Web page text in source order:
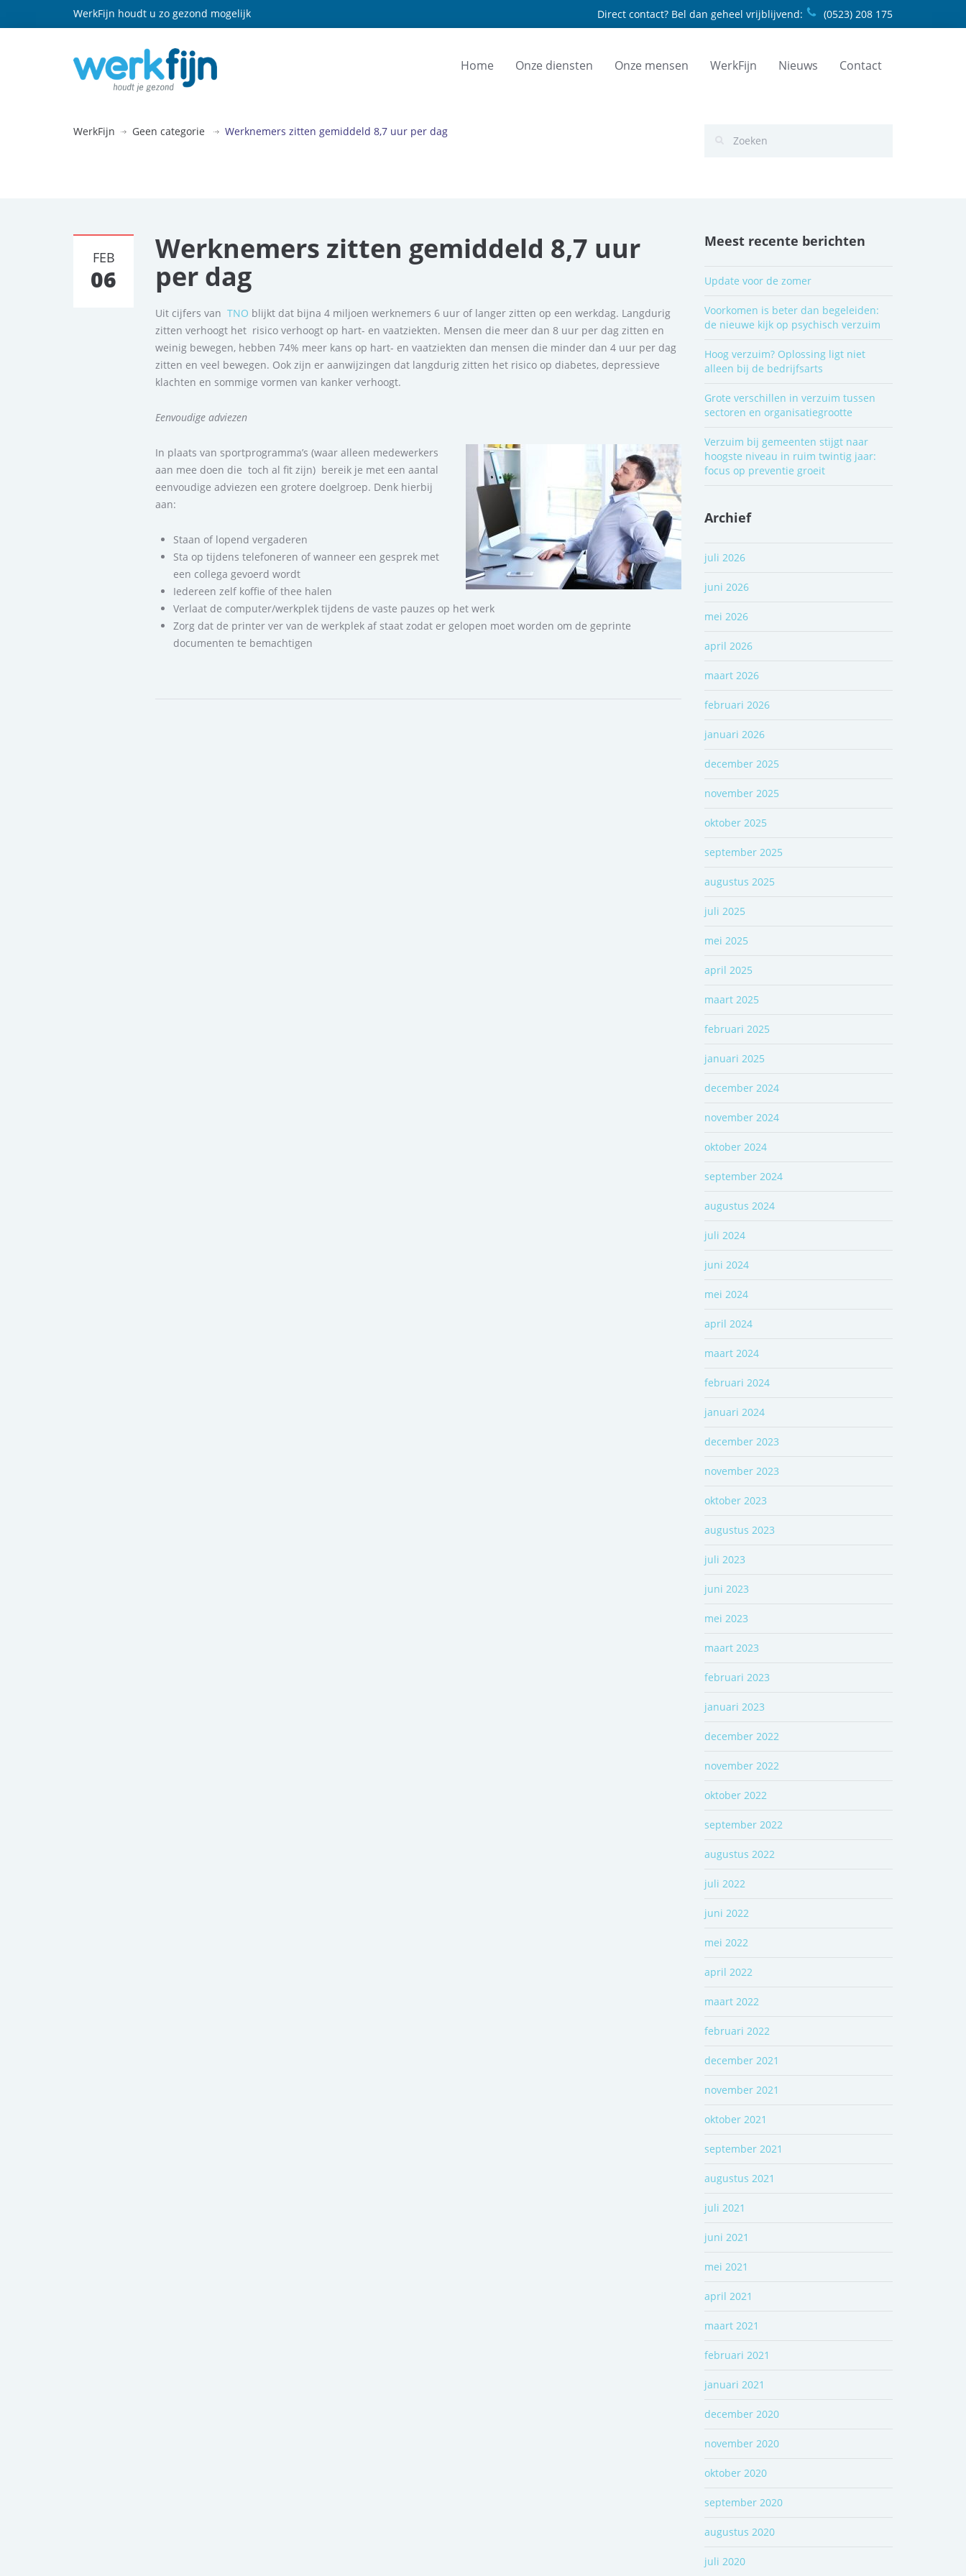
WerkFijn houdt u zo gezond mogelijk Direct contact? Bel dan geheel vrijblijvend: (0523) 208 175
Home Onze diensten Onze mensen WerkFijn Nieuws Contact
WerkFijn Geen categorie Werknemers zitten gemiddeld 8,7 uur per dag
FEB
06
Werknemers zitten gemiddeld 8,7 uur
per dag
Uit cijfers van TNO blijkt dat bijna 4 miljoen werknemers 6 uur of langer zitten op een werkdag. Langdurig
zitten verhoogt het risico verhoogt op hart- en vaatziekten. Mensen die meer dan 8 uur per dag zitten en
weinig bewegen, hebben 74% meer kans op hart- en vaatziekten dan mensen die minder dan 4 uur per dag
zitten en veel bewegen. Ook zijn er aanwijzingen dat langdurig zitten het risico op diabetes, depressieve
klachten en sommige vormen van kanker verhoogt.
Eenvoudige adviezen
In plaats van sportprogramma’s (waar alleen medewerkers
aan mee doen die toch al fit zijn) bereik je met een aantal
eenvoudige adviezen een grotere doelgroep. Denk hierbij
aan:
Staan of lopend vergaderen
Sta op tijdens telefoneren of wanneer een gesprek met
een collega gevoerd wordt
Iedereen zelf koffie of thee halen
Verlaat de computer/werkplek tijdens de vaste pauzes op het werk
Zorg dat de printer ver van de werkplek af staat zodat er gelopen moet worden om de geprinte
documenten te bemachtigen
Meest recente berichten
Update voor de zomer
Voorkomen is beter dan begeleiden:
de nieuwe kijk op psychisch verzuim
Hoog verzuim? Oplossing ligt niet
alleen bij de bedrijfsarts
Grote verschillen in verzuim tussen
sectoren en organisatiegrootte
Verzuim bij gemeenten stijgt naar
hoogste niveau in ruim twintig jaar:
focus op preventie groeit
Archief
juli 2026
juni 2026
mei 2026
april 2026
maart 2026
februari 2026
januari 2026
december 2025
november 2025
oktober 2025
september 2025
augustus 2025
juli 2025
mei 2025
april 2025
maart 2025
februari 2025
januari 2025
december 2024
november 2024
oktober 2024
september 2024
augustus 2024
juli 2024
juni 2024
mei 2024
april 2024
maart 2024
februari 2024
januari 2024
december 2023
november 2023
oktober 2023
augustus 2023
juli 2023
juni 2023
mei 2023
maart 2023
februari 2023
januari 2023
december 2022
november 2022
oktober 2022
september 2022
augustus 2022
juli 2022
juni 2022
mei 2022
april 2022
maart 2022
februari 2022
december 2021
november 2021
oktober 2021
september 2021
augustus 2021
juli 2021
juni 2021
mei 2021
april 2021
maart 2021
februari 2021
januari 2021
december 2020
november 2020
oktober 2020
september 2020
augustus 2020
juli 2020